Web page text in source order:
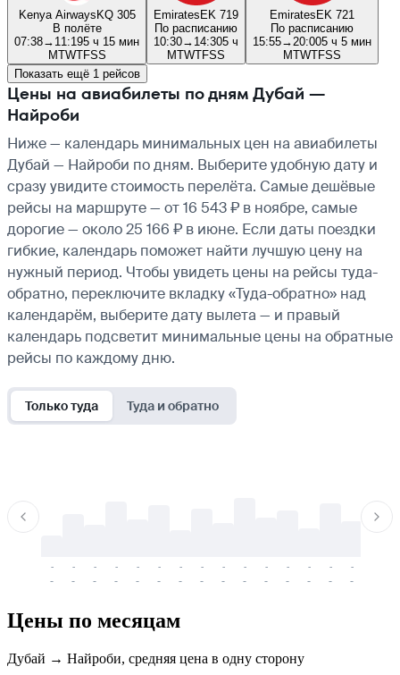
Kenya AirwaysKQ 305
В полёте
07:38→ 11:195 ч 15 мин
MTWTFSS
EmiratesEK 719
По расписанию
10:30→ 14:305 ч
MTWTFSS
EmiratesEK 721
По расписанию
15:55→ 20:005 ч 5 мин
MTWTFSS
Показать ещё 1 рейсов
Цены на авиабилеты по дням Дубай —
Найроби
Ниже — календарь минимальных цен на авиабилеты
Дубай — Найроби по дням. Выберите удобную дату и
сразу увидите стоимость перелёта. Самые дешёвые
рейсы на маршруте — от 16 543 ₽ в ноябре, самые
дорогие — около 25 166 ₽ в июне. Если даты поездки
гибкие, календарь поможет найти лучшую цену на
нужный период. Чтобы увидеть цены на рейсы туда-
обратно, переключите вкладку «Туда-обратно» над
календарём, выберите дату вылета — и правый
календарь подсветит минимальные цены на обратные
рейсы по каждому дню.
Только туда Туда и обратно
-
-
-
-
-
-
-
-
-
-
-
-
-
-
-
-
-
-
-
-
-
-
-
-
-
-
-
-
-
-
Цены по месяцам
Дубай → Найроби, средняя цена в одну сторону